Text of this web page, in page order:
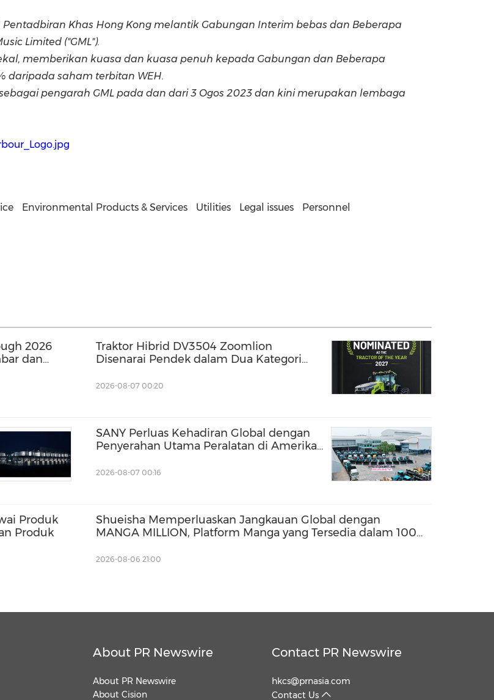
Khas Hong Kong melantik Gabungan Interim bebas dan Beberapa
Limited ("GML").
memberikan kuasa dan kuasa penuh kepada Gabungan dan Beberapa
daripada saham terbitan WEH.
pengarah GML pada dan dari 3 Ogos 2023 dan kini merupakan lembaga
Environmental Products & Services Utilities Legal issues
Personnel
2026
dan
Traktor Hibrid DV3504 Zoomlion
Disenarai Pendek dalam Dua Kategori
bagi Jentera Pertanian Berkuasa Tinggi
2026-08-07 00:20
SANY Perluas Kehadiran Global dengan
Penyerahan Utama Peralatan di Amerika
2026-08-07 00:16
Produk
Produk
Shueisha Memperluaskan Jangkauan Global dengan
MANGA MILLION, Platform Manga yang Tersedia dalam 100
2026-08-06 21:00
About PR Newswire
About PR Newswire
About Cision
Contact PR Newswire
hkcs@prnasia.com
Contact Us